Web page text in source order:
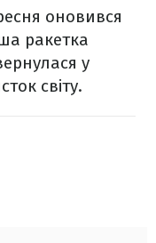
оновився
ракетка
у
світу.